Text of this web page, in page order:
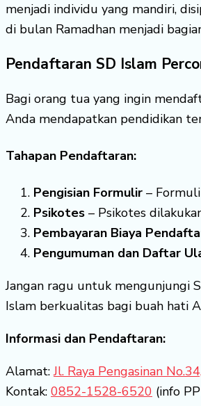
menjadi individu yang mandiri,
di bulan Ramadhan menjadi
Pendaftaran SD Islam
Bagi orang tua yang ingin
Anda mendapatkan pendidikan
Tahapan Pendaftaran:
Pengisian Formulir –
Psikotes – Psikotes
Pembayaran Biaya
Pengumuman dan Daftar
Jangan ragu untuk mengunjungi
Islam berkualitas bagi buah hati
Informasi dan Pendaftaran:
Alamat:Jl. Raya Pengasinan
Kontak: 0852-1528-6520 (info